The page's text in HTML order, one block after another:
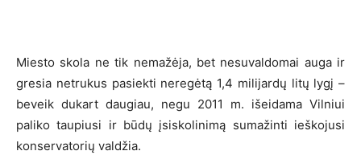
Miesto skola ne tik nemažėja, bet nesuvaldomai auga ir
gresia netrukus pasiekti neregėtą 1,4 milijardų litų lygį –
beveik dukart daugiau, negu 2011 m. išeidama Vilniui
paliko taupiusi ir būdų įsiskolinimą sumažinti ieškojusi
konservatorių valdžia.